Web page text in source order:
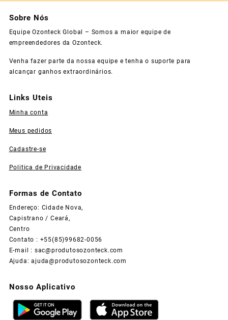
Sobre Nós
Equipe Ozonteck Global – Somos a maior equipe de
empreendedores da Ozonteck.
Venha fazer parte da nossa equipe e tenha o suporte para
alcançar ganhos extraordinários.
Links Uteis
Minha conta
Meus pedidos
Cadastre-se
Politica de Privacidade
Formas de Contato
Endereço: Cidade Nova,
Capistrano / Ceará,
Centro
Contato : +55(85)99682-0056
E-mail : sac@produtosozonteck.com
Ajuda:ajuda@produtosozonteck.com
Nosso Aplicativo